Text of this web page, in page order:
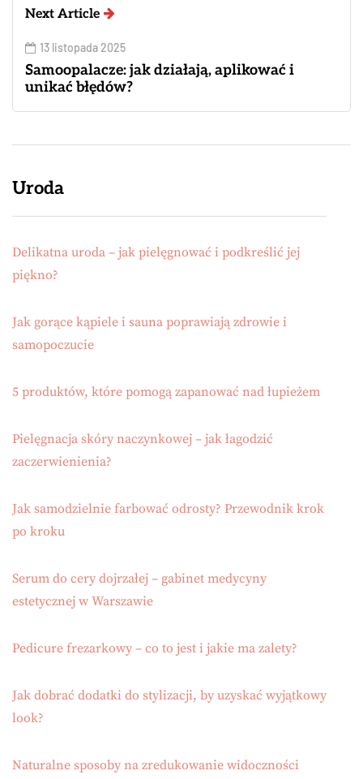
Next Article
13 listopada 2025
Samoopalacze: jak działają, aplikować i
unikać błędów?
Uroda
Delikatna uroda – jak pielęgnować i podkreślić jej
piękno?
Jak gorące kąpiele i sauna poprawiają zdrowie i
samopoczucie
5 produktów, które pomogą zapanować nad łupieżem
Pielęgnacja skóry naczynkowej – jak łagodzić
zaczerwienienia?
Jak samodzielnie farbować odrosty? Przewodnik krok
po kroku
Serum do cery dojrzałej – gabinet medycyny
estetycznej w Warszawie
Pedicure frezarkowy – co to jest i jakie ma zalety?
Jak dobrać dodatki do stylizacji, by uzyskać wyjątkowy
look?
Naturalne sposoby na zredukowanie widoczności